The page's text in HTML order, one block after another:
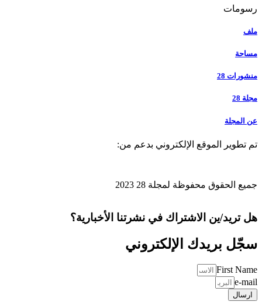
رسومات
ملف
مساحة
منشورات 28
مجلة 28
عن المجلة
تم تطوير الموقع الإلكتروني بدعم من:
جميع الحقوق محفوظة لمجلة 28 2023
هل تريد/ين الاشتراك في نشرتنا الأخبارية؟
سجّل بريدك الإلكتروني
First Name
e-mail
ارسال